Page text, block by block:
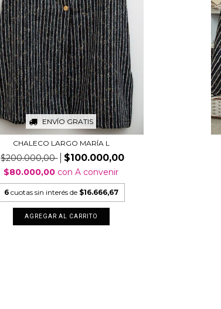
ENVÍO GRATIS
CHALECO LARGO MARÍA L
$200.000,00 $100.000,00
$80.000,00 con A convenir
6 cuotas sin interés de $16.666,67
AGREGAR AL CARRITO